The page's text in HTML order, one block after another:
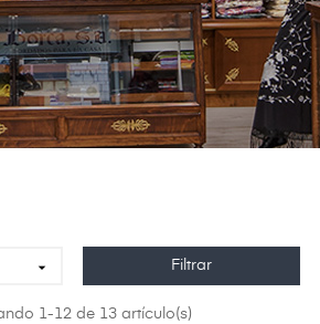
 Filtrar
1-12 de 13 artículo(s)